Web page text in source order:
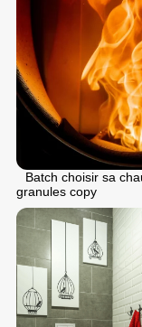
Batch choisir sa
granules copy